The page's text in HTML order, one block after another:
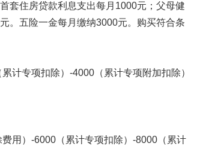
套住房贷款利息支出每月1000元；父母健
。五险一金每月缴纳3000元。购买符合条
计专项扣除）-4000（累计专项附加扣除）
用）-6000（累计专项扣除）-8000（累计